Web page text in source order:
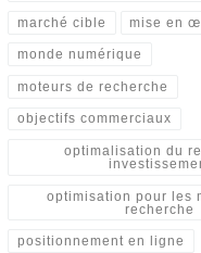
marché cible mise en
monde numérique
moteurs de recherche
objectifs commerciaux
optimalisation du
optimisation pour les
recherche
positionnement en ligne